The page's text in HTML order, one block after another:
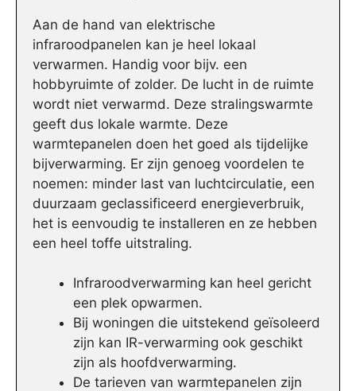
Aan de hand van elektrische
infraroodpanelen kan je heel lokaal
verwarmen. Handig voor bijv. een
hobbyruimte of zolder. De lucht in de ruimte
wordt niet verwarmd. Deze stralingswarmte
geeft dus lokale warmte. Deze
warmtepanelen doen het goed als tijdelijke
bijverwarming. Er zijn genoeg voordelen te
noemen: minder last van luchtcirculatie, een
duurzaam geclassificeerd energieverbruik,
het is eenvoudig te installeren en ze hebben
een heel toffe uitstraling.
Infraroodverwarming kan heel gericht
een plek opwarmen.
Bij woningen die uitstekend geïsoleerd
zijn kan IR-verwarming ook geschikt
zijn als hoofdverwarming.
De tarieven van warmtepanelen zijn